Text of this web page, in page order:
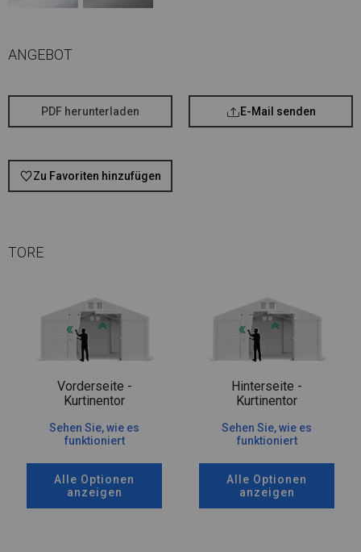
ANGEBOT
PDF herunterladen E-Mail senden
Zu Favoriten hinzufügen
TORE
Vorderseite -
Kurtinentor
Sehen Sie, wie es
funktioniert
Alle Optionen
anzeigen
Hinterseite -
Kurtinentor
Sehen Sie, wie es
funktioniert
Alle Optionen
anzeigen